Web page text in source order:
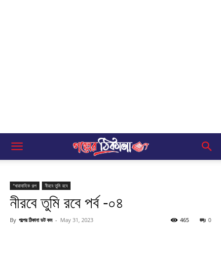
"ধারাবাহিক গল্প নীরবে তুমি রবে
নীরবে তুমি রবে পর্ব -০৪
By গল্পের ঠিকানা ডট কম - May 31, 2023 0
465